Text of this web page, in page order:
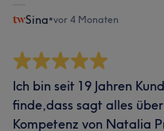
Sina•vor 4 Monaten
Ich bin seit 19 Jahren
finde,dass sagt alles
Kompetenz von Natalia